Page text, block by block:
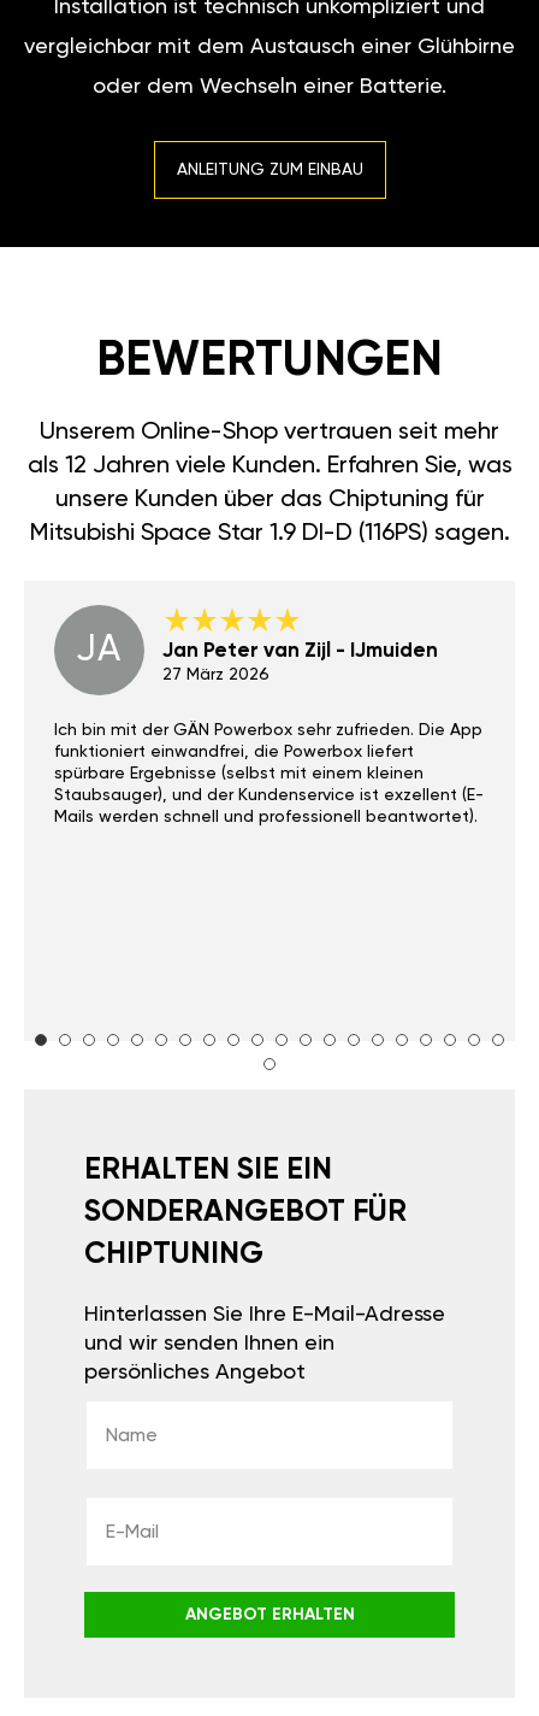
Installation ist technisch unkompliziert und
vergleichbar mit dem Austausch einer Glühbirne
oder dem Wechseln einer Batterie.
ANLEITUNG ZUM EINBAU
BEWERTUNGEN
Unserem Online-Shop vertrauen seit mehr
als 12 Jahren viele Kunden. Erfahren Sie, was
unsere Kunden über das Chiptuning für
Mitsubishi Space Star 1.9 DI-D (116PS) sagen.
JA Jan Peter van Zijl - IJmuiden
27 März 2026
Ich bin mit der GÄN Powerbox sehr zufrieden. Die App
funktioniert einwandfrei, die Powerbox liefert
spürbare Ergebnisse (selbst mit einem kleinen
Staubsauger), und der Kundenservice ist exzellent (E-
Mails werden schnell und professionell beantwortet).
ERHALTEN SIE EIN
SONDERANGEBOT FÜR
CHIPTUNING
Hinterlassen Sie Ihre E-Mail-Adresse
und wir senden Ihnen ein
persönliches Angebot
ANGEBOT ERHALTEN